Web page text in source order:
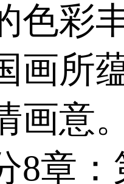
色彩
画所
画意
8章：